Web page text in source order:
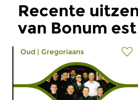
Recente
van Bonum est
Oud | Gregoriaans